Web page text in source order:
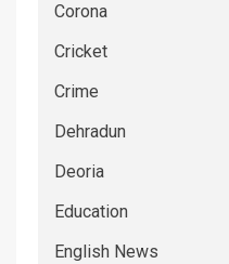
Corona
Cricket
Crime
Dehradun
Deoria
Education
English News